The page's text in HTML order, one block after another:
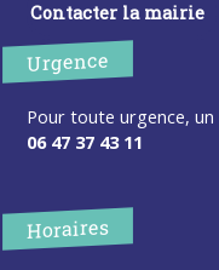
Contacter la mairie
Urgence
Pour toute urgence,
06 47 37 43 11
Horaires